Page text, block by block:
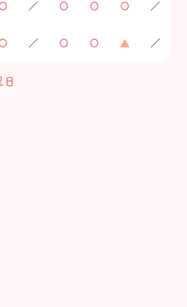
／ 〇 〇 〇 ／
／ 〇 〇 ▲ ／